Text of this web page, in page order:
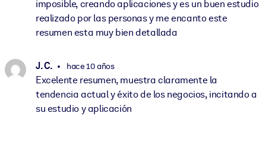
imposible, creando aplicaciones y es un buen estudio
realizado por las personas y me encanto este
resumen esta muy bien detallada
J. C. hace 10 años
Excelente resumen, muestra claramente la
tendencia actual y éxito de los negocios, incitando a
su estudio y aplicación